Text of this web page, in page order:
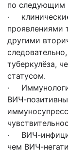
по следующим
·
проявлениями
другими
туберкулёза,
статусом.
·
ВИЧ-
· ВИЧ-
чем ВИЧ-